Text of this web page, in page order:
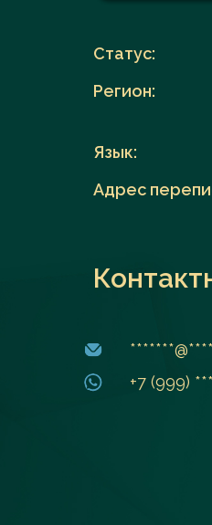
Статус:
Регион:
Язык:
Адрес
+7 (999)